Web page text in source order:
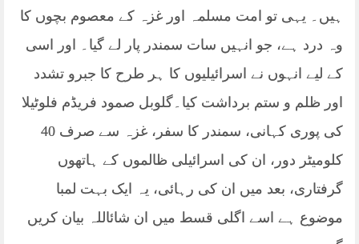
ہیں۔ یہی تو امت مسلمہ اور غزہ کے معصوم بچوں کا
وہ درد ہے، جو انہیں سات سمندر پار لے گیا۔ اور اسی
کے لیے انہوں نے اسرائیلیوں کا ہر طرح کا جبرو تشدد
اور ظلم و ستم برداشت کیا۔گلوبل صمود فریڈم فلوٹیلا
کی پوری کہانی، سمندر کا سفر، غزہ سے صرف 40
کلومیٹر دور، ان کی اسرائیلی ظالموں کے ہاتھوں
گرفتاری، بعد میں ان کی رہائی، یہ ایک بہت لمبا
موضوع ہے اسے اگلی قسط میں ان شائاللہ بیان کریں